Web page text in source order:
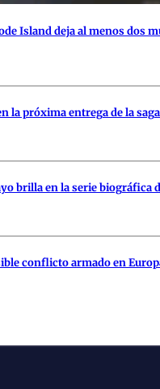
Island deja al menos dos
la próxima entrega de la
brilla en la serie biográfica
conflicto armado en